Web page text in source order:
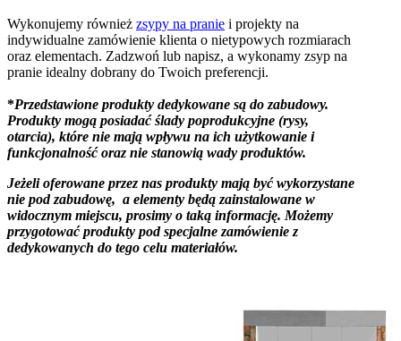
Wykonujemy również zsypy na pranie i projekty na
indywidualne zamówienie klienta o nietypowych rozmiarach
oraz elementach. Zadzwoń lub napisz, a wykonamy zsyp na
pranie idealny dobrany do Twoich preferencji.
*Przedstawione produkty dedykowane są do zabudowy.
Produkty mogą posiadać ślady poprodukcyjne (rysy,
otarcia), które nie mają wpływu na ich użytkowanie i
funkcjonalność oraz nie stanowią wady produktów.
Jeżeli oferowane przez nas produkty mają być wykorzystane
nie pod zabudowę, a elementy będą zainstalowane w
widocznym miejscu, prosimy o taką informację. Możemy
przygotować produkty pod specjalne zamówienie z
dedykowanych do tego celu materiałów.